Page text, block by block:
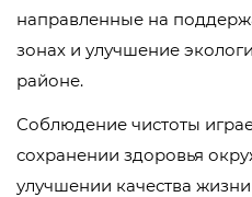
направленные на
зонах и улучшение
районе.
Соблюдение чистоты
сохранении здоровья
улучшении качества